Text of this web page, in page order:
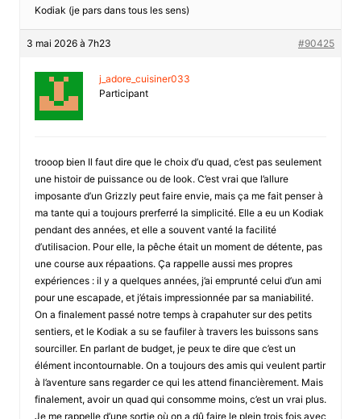
Kodiak (je pars dans tous les sens)
3 mai 2026 à 7h23 #90425
j_adore_cuisiner033
Participant
trooop bien Il faut dire que le choix d’u quad, c’est pas seulement
une histoir de puissance ou de look. C’est vrai que l’allure
imposante d’un Grizzly peut faire envie, mais ça me fait penser à
ma tante qui a toujours prerferré la simplicité. Elle a eu un Kodiak
pendant des années, et elle a souvent vanté la facilité
d’utilisacion. Pour elle, la pêche était un moment de détente, pas
une course aux répaations. Ça rappelle aussi mes propres
expériences : il y a quelques années, j’ai emprunté celui d’un ami
pour une escapade, et j’étais impressionnée par sa maniabilité.
On a finalement passé notre temps à crapahuter sur des petits
sentiers, et le Kodiak a su se faufiler à travers les buissons sans
sourciller. En parlant de budget, je peux te dire que c’est un
élément incontournable. On a toujours des amis qui veulent partir
à l’aventure sans regarder ce qui les attend financièrement. Mais
finalement, avoir un quad qui consomme moins, c’est un vrai plus.
Je me rappelle d’une sortie où on a dû faire le plein trois fois avec